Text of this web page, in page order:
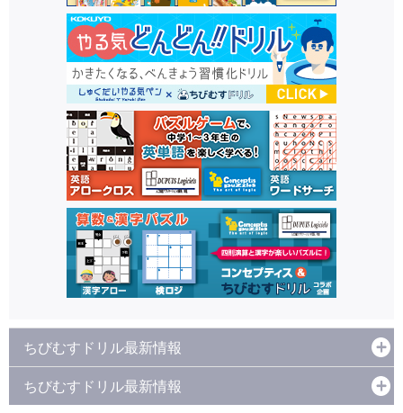
ちびむすドリル最新情報
ちびむすドリル最新情報